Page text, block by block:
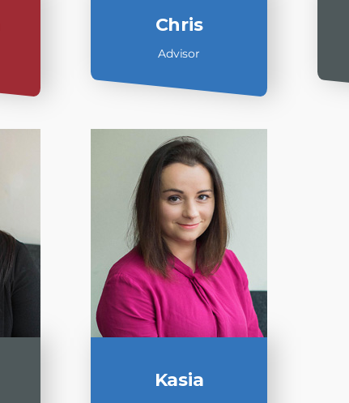
Chris
Advisor
Kasia